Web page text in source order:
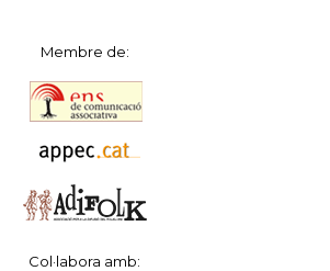
Membre de:
Col·labora amb: